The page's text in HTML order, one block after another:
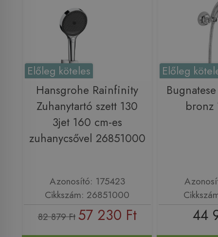
Előleg köteles
Hansgrohe Rainfinity
Zuhanytartó szett 130
3jet 160 cm-es
zuhanycsővel 26851000
Azonosító: 175423
Cikkszám: 26851000
82 879 Ft 57 230 Ft
Előleg
bronz
44